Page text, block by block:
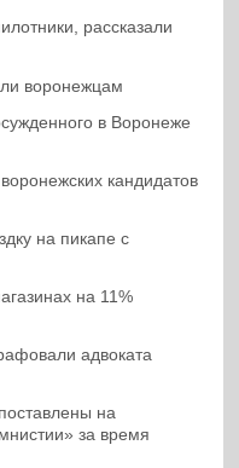
рассказали
воронежцам
в Воронеже
кандидатов
на пикапе с
на 11%
адвоката
на
за время